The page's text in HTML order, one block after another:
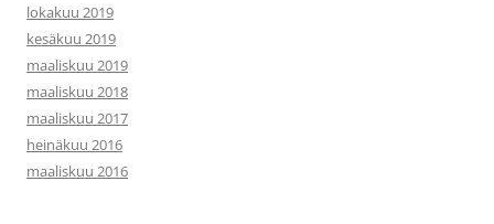
lokakuu 2019
kesäkuu 2019
maaliskuu 2019
maaliskuu 2018
maaliskuu 2017
heinäkuu 2016
maaliskuu 2016